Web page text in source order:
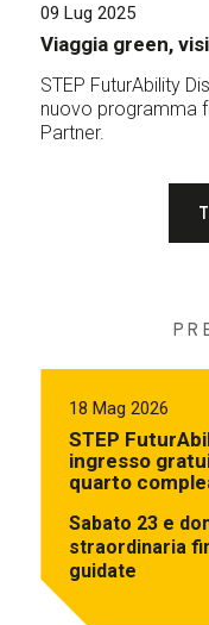
09 Lug 2025
Viaggia green,
STEP FuturAbility
nuovo programma
Partner.
18 Mag 2026
STEP
ingresso
quarto
Sabato 23 e
straordinaria
guidate